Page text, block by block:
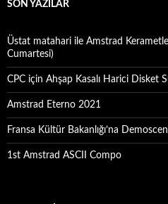
SON YAZILAR
Üstat matahari ile Amstrad
Cumartesi)
CPC için Ahşap Kasalı Harici Disket
Amstrad Eterno 2021
Fransa Kültür Bakanlığı’na
1st Amstrad ASCII Compo